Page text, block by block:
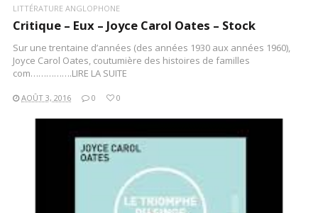
LITTÉRATURE ANGLOPHONE
Critique – Eux – Joyce Carol Oates – Stock
Sur une trentaine d’années (des années 1930 aux années 1960),
Joyce Carol Oates, coutumière des histoires de familles
com…………….LIRE LA SUITE
AOÛT 3, 2016 0 0